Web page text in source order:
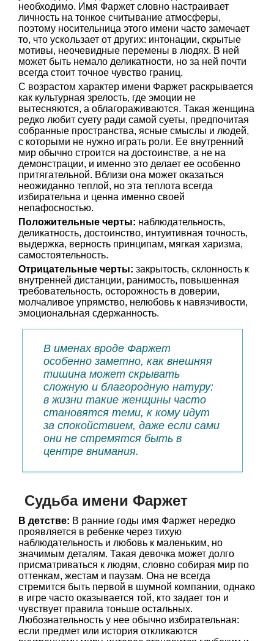
необходимо. Имя Фаржет словно настраивает
личность на тонкое считывание атмосферы,
поэтому носительница этого имени часто замечает
то, что ускользает от других: интонации, скрытые
мотивы, неочевидные перемены в людях. В ней
может быть немало деликатности, но за ней почти
всегда стоит точное чувство границ.
С возрастом характер имени Фаржет раскрывается
как культурная зрелость, где эмоции не
вытесняются, а облагораживаются. Такая женщина
редко любит суету ради самой суеты, предпочитая
собранные пространства, ясные смыслы и людей,
с которыми не нужно играть роли. Ее внутренний
мир обычно строится на достоинстве, а не на
демонстрации, и именно это делает ее особенно
притягательной. Вблизи она может оказаться
неожиданно теплой, но эта теплота всегда
избирательна и ценна именно своей
непафосностью.
Положительные черты: наблюдательность,
деликатность, достоинство, интуитивная точность,
выдержка, верность принципам, мягкая харизма,
самостоятельность.
Отрицательные черты: закрытость, склонность к
внутренней дистанции, ранимость, повышенная
требовательность, осторожность в доверии,
молчаливое упрямство, нелюбовь к навязчивости,
эмоциональная сдержанность.
В именах вроде Фаржет
особенно заметно, как внешняя
тишина может скрывать
сложную и благородную натуру:
в жизни такие женщины часто
становятся теми, к кому идут
за спокойствием, даже если сами
они не стремятся быть в
центре внимания.
Судьба имени Фаржет
В детстве: В ранние годы имя Фаржет нередко
проявляется в ребенке через тихую
наблюдательность и любовь к маленьким, но
значимым деталям. Такая девочка может долго
присматриваться к людям, словно собирая мир по
оттенкам, жестам и паузам. Она не всегда
стремится быть первой в шумной компании, однако
в игре часто оказывается той, кто задает тон и
чувствует правила тоньше остальных.
Любознательность у нее обычно избирательная:
если предмет или история откликаются